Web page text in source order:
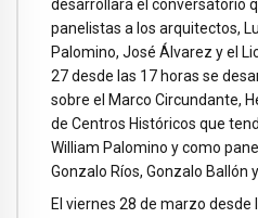
desarrollará el conversatorio
panelistas a los arquitectos,
Palomino, José Álvarez y el
27 desde las 17 horas se
sobre el Marco Circundante,
de Centros Históricos que
William Palomino y como
Gonzalo Ríos, Gonzalo Ballón
El viernes 28 de marzo desde